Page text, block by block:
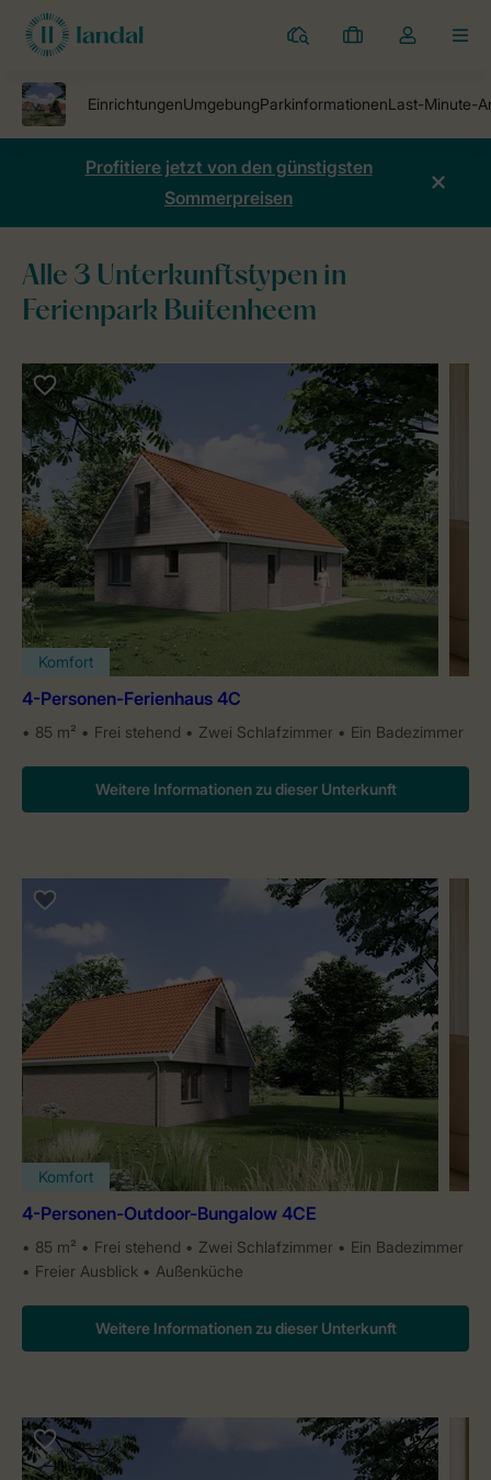
Ferienparks
Meine
Dropdown-
öffnen
Profitiere jetzt von den günstigsten
Sommerpreisen
Ferienparks Ferienpark Buitenheem Unterkünfte
Alle 3 Unterkunftstypen in
Ferienpark Buitenheem
Komfort
4-Personen-Ferienhaus 4C
85 m² Frei stehend Zwei Schlafzimmer Ein Badezimmer
Weitere Informationen zu dieser Unterkunft
Komfort
4-Personen-Outdoor-Bungalow 4CE
85 m² Frei stehend Zwei Schlafzimmer
Ein Badezimmer
Freier Ausblick
Außenküche
Weitere Informationen zu dieser Unterkunft